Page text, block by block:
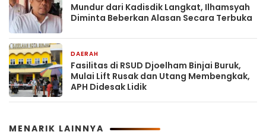
Mundur dari Kadisdik Langkat, Ilhamsyah
Diminta Beberkan Alasan Secara Terbuka
DAERAH
Fasilitas di RSUD Djoelham Binjai Buruk,
Mulai Lift Rusak dan Utang Membengkak,
APH Didesak Lidik
MENARIK LAINNYA